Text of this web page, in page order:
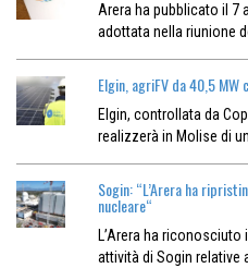
Arera ha pubblicato il 7
adottata nella riunione
Elgin, agriFV da 40,5 MW
Elgin, controllata da
realizzerà in Molise di
Sogin: “L’Arera ha
nucleare“
L’Arera ha
attività di Sogin relative